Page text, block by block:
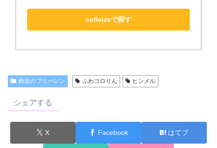
colleizeで探す
葬送のフリーレン ふわコロりん ヒンメル
シェアする
X Facebook はてブ